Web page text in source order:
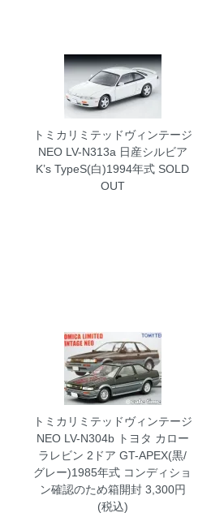
トミカリミテッドヴィンテージ
NEO LV-N313a 日産シルビア
K’s TypeS(白)1994年式 SOLD
OUT
トミカリミテッドヴィンテージ
NEO LV-N304b トヨタ カロー
ラレビン 2ドア GT-APEX(黒/
グレー)1985年式 コンディショ
ン確認のため箱開封3,300円
(税込)